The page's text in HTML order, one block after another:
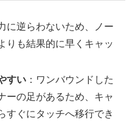
に逆らわないため、ノー
りも結果的に早くキャッ
すい ：ワンバウンドした
ーの足があるため、キャ
すぐにタッチへ移行でき